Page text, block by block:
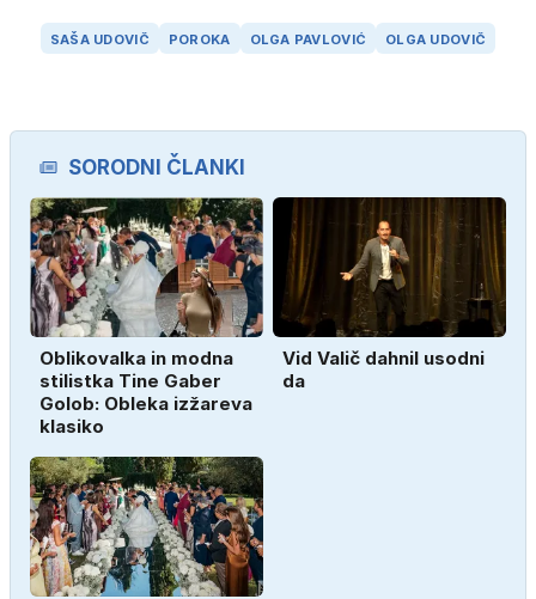
SAŠA UDOVIČ POROKA OLGA PAVLOVIĆ OLGA UDOVIČ
SORODNI ČLANKI
Oblikovalka in modna
stilistka Tine Gaber
Golob: Obleka izžareva
klasiko
Vid Valič dahnil usodni
da